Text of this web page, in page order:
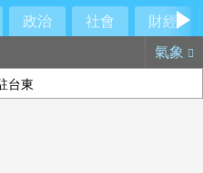
政治 社會
財經
氣象
台東